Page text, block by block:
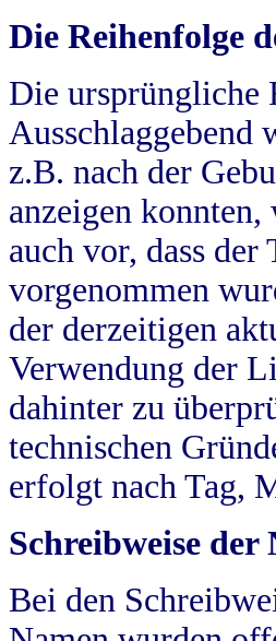
Die Reihenfolge
Die ursprüngliche
Ausschlaggebend
z.B. nach der
anzeigen
auch vor, dass
vorgenommen
der derzeitigen
Verwendung der
dahinter zu
technischen
erfolgt nach Tag,
Schreibweise der
Bei den